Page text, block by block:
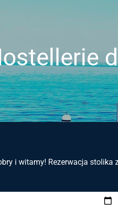
i witamy! Rezerwacja